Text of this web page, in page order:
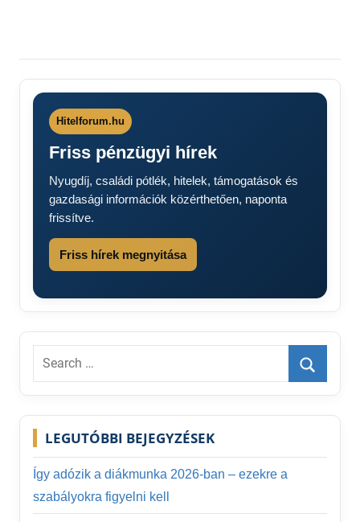
Hitelforum.hu
Friss pénzügyi hírek
Nyugdíj, családi pótlék, hitelek, támogatások és
gazdasági információk közérthetően, naponta
frissítve.
Friss hírek megnyitása
Search
Search
LEGUTÓBBI BEJEGYZÉSEK
Így adózik a diákmunka 2026-ban – ezekre a
szabályokra figyelni kell